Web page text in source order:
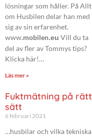
lösningar som håller. På Allt
om Husbilen delar han med
sig av sin erfarenhet.
www.mobilen.eu Vill du ta
del av fler av Tommys tips?
Klicka här!…
Läs mer »
Fuktmätning på rätt
sätt
6 februari 2021
…husbilar och vilka tekniska